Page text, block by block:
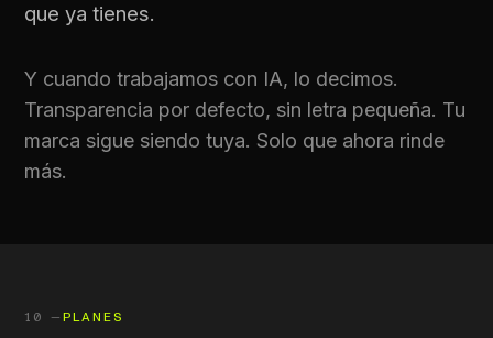
que ya tienes.
Y cuando trabajamos con IA, lo decimos.
Transparencia por defecto, sin letra pequeña. Tu
marca sigue siendo tuya. Solo que ahora rinde
más.
10 —PLANES